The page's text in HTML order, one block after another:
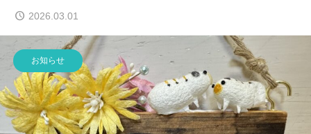
2026.03.01
お知らせ